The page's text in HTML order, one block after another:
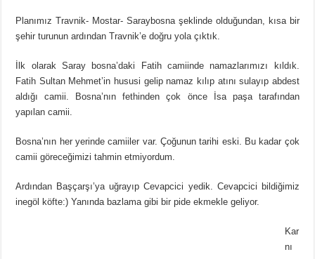
Planımız Travnik- Mostar- Saraybosna şeklinde olduğundan, kısa bir
şehir turunun ardından Travnik’e doğru yola çıktık.
İlk olarak Saray bosna’daki Fatih camiinde namazlarımızı kıldık.
Fatih Sultan Mehmet’in hususi gelip namaz kılıp atını sulayıp abdest
aldığı camii. Bosna’nın fethinden çok önce İsa paşa tarafından
yapılan camii.
Bosna’nın her yerinde camiiler var. Çoğunun tarihi eski. Bu kadar çok
camii göreceğimizi tahmin etmiyordum.
Ardından Başçarşı’ya uğrayıp Cevapcici yedik. Cevapcici bildiğimiz
inegöl köfte:) Yanında bazlama gibi bir pide ekmekle geliyor.
Kar
nı